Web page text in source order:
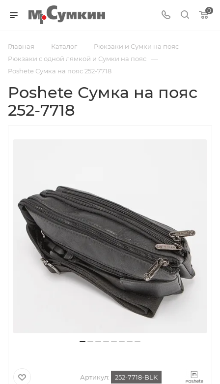
0
Главная — Каталог — Рюкзаки и Сумки на пояс —
Рюкзаки с одной лямкой и Сумки на пояс —
Poshete Сумка на пояс 252-7718
Poshete Сумка на пояс
252-7718
Артикул: 252-7718-BLK